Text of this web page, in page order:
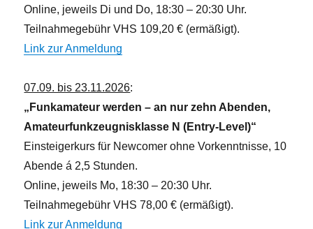
Online, jeweils Di und Do, 18:30 – 20:30 Uhr.
Teilnahmegebühr VHS 109,20 € (ermäßigt).
Link zur Anmeldung
07.09. bis 23.11.2026:
„Funkamateur werden – an nur zehn Abenden,
Amateurfunkzeugnisklasse N (Entry-Level)“
Einsteigerkurs für Newcomer ohne Vorkenntnisse, 10
Abende á 2,5 Stunden.
Online, jeweils Mo, 18:30 – 20:30 Uhr.
Teilnahmegebühr VHS 78,00 € (ermäßigt).
Link zur Anmeldung